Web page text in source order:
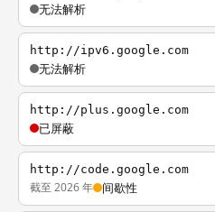
无法解析
http://ipv6.google.com
无法解析
http://plus.google.com
已屏蔽
http://code.google.com
截至 2026 年 间歇性